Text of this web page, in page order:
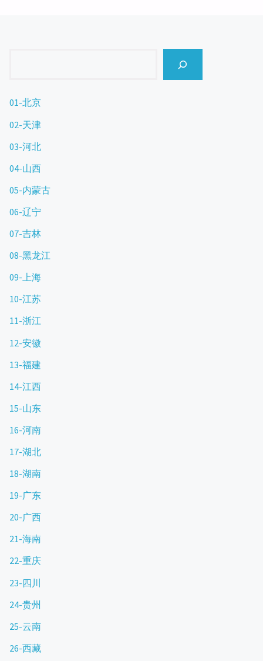
01-北京
02-天津
03-河北
04-山西
05-内蒙古
06-辽宁
07-吉林
08-黑龙江
09-上海
10-江苏
11-浙江
12-安徽
13-福建
14-江西
15-山东
16-河南
17-湖北
18-湖南
19-广东
20-广西
21-海南
22-重庆
23-四川
24-贵州
25-云南
26-西藏